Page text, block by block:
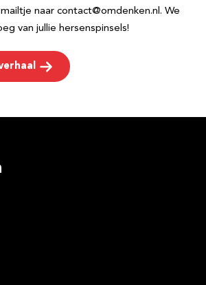
naar contact@omdenken.nl. We
van jullie hersenspinsels!